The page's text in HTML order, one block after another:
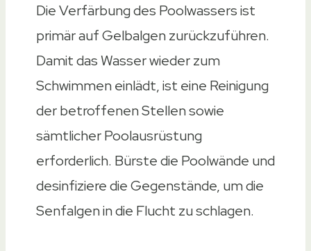
Die Verfärbung des Poolwassers ist
primär auf Gelbalgen zurückzuführen.
Damit das Wasser wieder zum
Schwimmen einlädt, ist eine Reinigung
der betroffenen Stellen sowie
sämtlicher Poolausrüstung
erforderlich. Bürste die Poolwände und
desinfiziere die Gegenstände, um die
Senfalgen in die Flucht zu schlagen.